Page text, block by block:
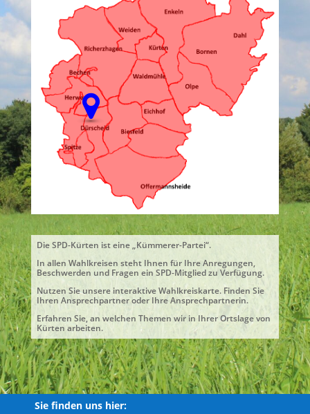
Die SPD-Kürten ist eine „Kümmerer-Partei“.
In allen Wahlkreisen steht Ihnen für Ihre Anregungen,
Beschwerden und Fragen ein SPD-Mitglied zu Verfügung.
Nutzen Sie unsere interaktive Wahlkreiskarte. Finden Sie
Ihren Ansprechpartner oder Ihre Ansprechpartnerin.
Erfahren Sie, an welchen Themen wir in Ihrer Ortslage von
Kürten arbeiten.
Sie finden uns hier: